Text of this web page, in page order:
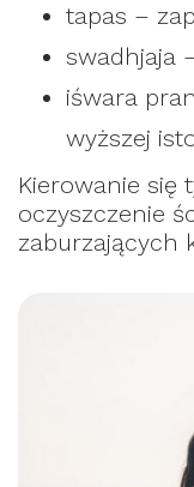
tapas –
swadhjaja
iśwara
wyższej
Kierowanie się
oczyszczenie
zaburzających